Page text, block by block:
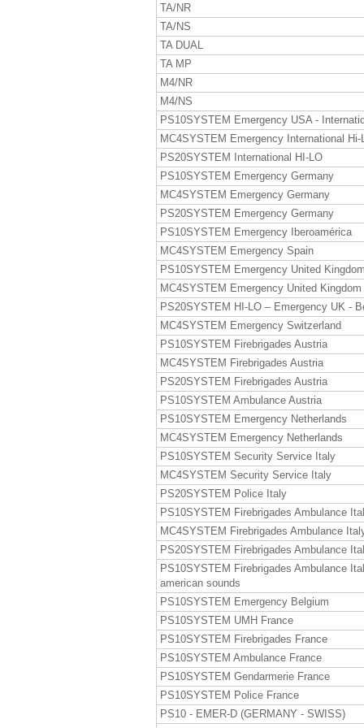
TA/NR
TA/NS
TA DUAL
TA MP
M4/NR
M4/NS
PS10SYSTEM Emergency USA -
MC4SYSTEM Emergency International Hi-
PS20SYSTEM International HI-LO
PS10SYSTEM Emergency Germany
MC4SYSTEM Emergency Germany
PS20SYSTEM Emergency Germany
PS10SYSTEM Emergency Iberoamérica
MC4SYSTEM Emergency Spain
PS10SYSTEM Emergency United Kingdom
MC4SYSTEM Emergency United Kingdom
PS20SYSTEM HI-LO – Emergency UK -
MC4SYSTEM Emergency Switzerland
PS10SYSTEM Firebrigades Austria
MC4SYSTEM Firebrigades Austria
PS20SYSTEM Firebrigades Austria
PS10SYSTEM Ambulance Austria
PS10SYSTEM Emergency Netherlands
MC4SYSTEM Emergency Netherlands
PS10SYSTEM Security Service Italy
MC4SYSTEM Security Service Italy
PS20SYSTEM Police Italy
PS10SYSTEM Firebrigades Ambulance
MC4SYSTEM Firebrigades Ambulance
PS20SYSTEM Firebrigades Ambulance
PS10SYSTEM Firebrigades Ambulance
american sounds
PS10SYSTEM Emergency Belgium
PS10SYSTEM UMH France
PS10SYSTEM Firebrigades France
PS10SYSTEM Ambulance France
PS10SYSTEM Gendarmerie France
PS10SYSTEM Police France
PS10 - EMER-D (GERMANY - SWISS)